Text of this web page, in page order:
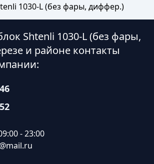
1030-L (без фары, диффер.)
Shtenli 1030-L (без фары,
и районе контакты
- 23:00